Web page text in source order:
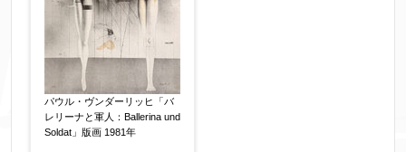
※データはSSL(Secure Sockets Layer)通信によ
り暗号化して送信されます。
パウル・ヴンダーリッヒ「バ
レリーナと軍人：Ballerina und
Soldat」版画 1981年